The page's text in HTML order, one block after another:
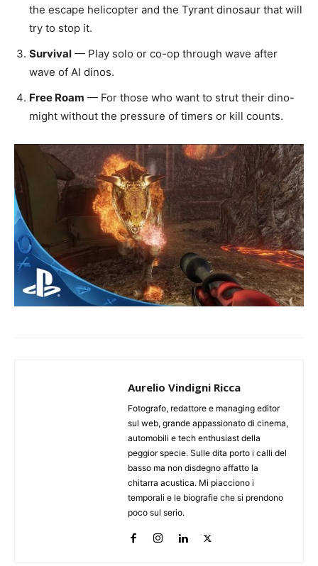
the escape helicopter and the Tyrant dinosaur that will
try to stop it.
Survival — Play solo or co-op through wave after
wave of AI dinos.
Free Roam — For those who want to strut their dino-
might without the pressure of timers or kill counts.
Aurelio Vindigni Ricca
Fotografo, redattore e managing editor
sul web, grande appassionato di cinema,
automobili e tech enthusiast della
peggior specie. Sulle dita porto i calli del
basso ma non disdegno affatto la
chitarra acustica. Mi piacciono i
temporali e le biografie che si prendono
poco sul serio.